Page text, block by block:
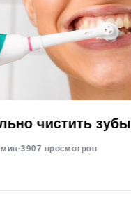
чистить зубы
·3907 просмотров